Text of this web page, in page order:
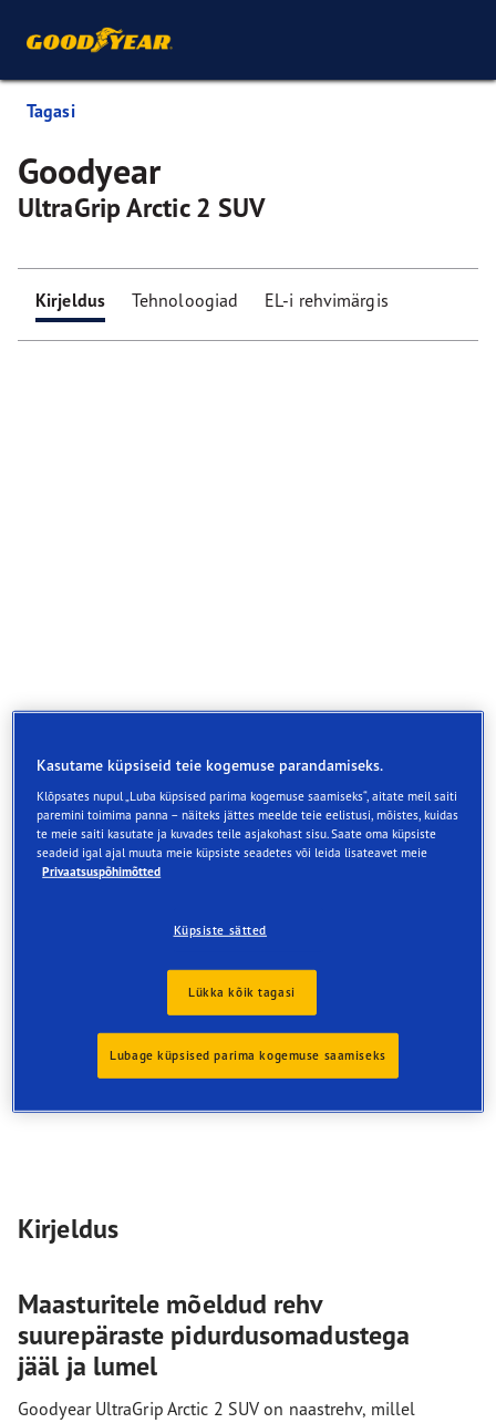
Tagasi
Goodyear
UltraGrip Arctic 2 SUV
Kirjeldus Tehnoloogiad EL-i rehvimärgis
Parem sooritusvõime jääl rehvi kogu eluea jooksul*
Suurepärane sooritusvõime igasugustes lumistes
9% väiksem müra*
Kirjeldus
Maasturitele mõeldud rehv
suurepäraste pidurdusomadustega
jääl ja lumel
Goodyear UltraGrip Arctic 2 SUV on naastrehv, millel
Kasutame küpsiseid teie kogemuse parandamiseks.
Klõpsates nupul „Luba küpsised parima kogemuse saamiseks“, aitate meil saiti
paremini toimima panna – näiteks jättes meelde teie eelistusi, mõistes, kuidas
te meie saiti kasutate ja kuvades teile asjakohast sisu. Saate oma küpsiste
seadeid igal ajal muuta meie küpsiste seadetes või leida lisateavet meie
Privaatsuspõhimõtted
Küpsiste sätted
Lükka kõik tagasi
Lubage küpsised parima kogemuse saamiseks